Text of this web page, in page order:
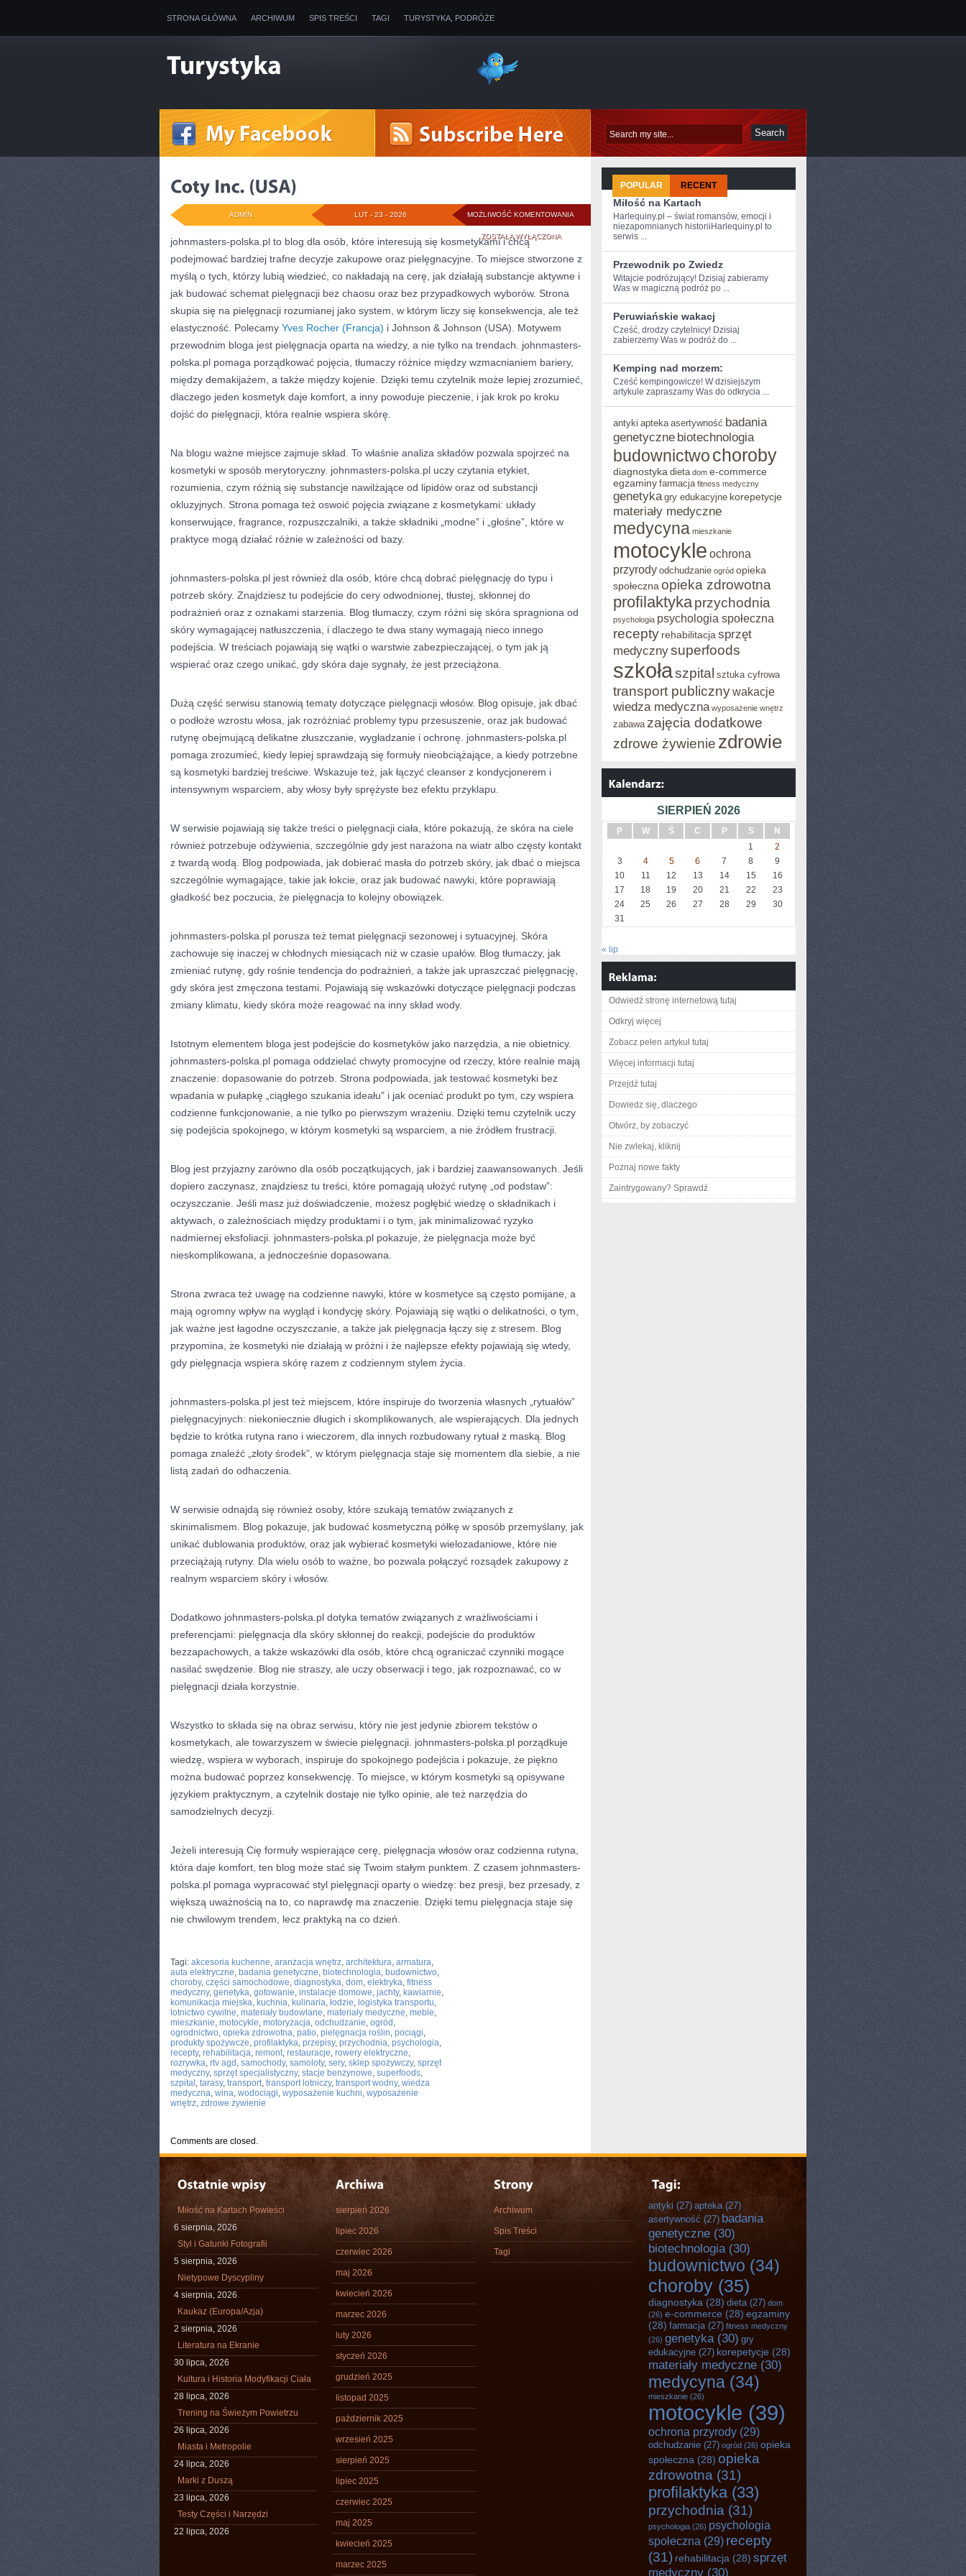
STRONA GŁÓWNA ARCHIWUM SPIS TREŚCI TAGI TURYSTYKA, PODRÓŻE
MOŻLIWOŚĆ KOMENTOWANIA COTY
(USA)
ZOSTAŁA WYŁĄCZONA
LUT - 23 - 2026
ADMIN
johnmasters-polska.pl to blog dla osób, które interesują się kosmetykami i chcą
podejmować bardziej trafne decyzje zakupowe oraz pielęgnacyjne. To miejsce stworzone z
myślą o tych, którzy lubią wiedzieć, co nakładają na cerę, jak działają substancje aktywne i
jak budować schemat pielęgnacji bez chaosu oraz bez przypadkowych wyborów. Strona
skupia się na pielęgnacji rozumianej jako system, w którym liczy się konsekwencja, ale też
elastyczność. Polecamy Yves Rocher (Francja) i Johnson & Johnson (USA). Motywem
przewodnim bloga jest pielęgnacja oparta na wiedzy, a nie tylko na trendach. johnmasters-
polska.pl pomaga porządkować pojęcia, tłumaczy różnice między wzmacnianiem bariery,
między demakijażem, a także między kojenie. Dzięki temu czytelnik może lepiej zrozumieć,
dlaczego jeden kosmetyk daje komfort, a inny powoduje pieczenie, i jak krok po kroku
dojść do pielęgnacji, która realnie wspiera skórę.
Na blogu ważne miejsce zajmuje skład. To właśnie analiza składów pozwala spojrzeć na
kosmetyki w sposób merytoryczny. johnmasters-polska.pl uczy czytania etykiet,
rozumienia, czym różnią się substancje nawilżające od lipidów oraz od substancji
okluzyjnych. Strona pomaga też oswoić pojęcia związane z kosmetykami: układy
konserwujące, fragrance, rozpuszczalniki, a także składniki „modne” i „głośne”, które w
praktyce mogą działać różnie w zależności od bazy.
johnmasters-polska.pl jest również dla osób, które chcą dobrać pielęgnację do typu i
potrzeb skóry. Znajdziesz tu podejście do cery odwodnionej, tłustej, skłonnej do
podrażnień oraz z oznakami starzenia. Blog tłumaczy, czym różni się skóra spragniona od
skóry wymagającej natłuszczenia, i dlaczego te dwa stany wymagają nieco innego
podejścia. W treściach pojawiają się wątki o warstwie zabezpieczającej, o tym jak ją
wspierać oraz czego unikać, gdy skóra daje sygnały, że jest przeciążona.
Dużą część serwisu stanowią tematy dotyczące pielęgnacji włosów. Blog opisuje, jak dbać
o podłoże wzrostu włosa, jak rozróżniać problemy typu przesuszenie, oraz jak budować
rutynę obejmującą delikatne złuszczanie, wygładzanie i ochronę. johnmasters-polska.pl
pomaga zrozumieć, kiedy lepiej sprawdzają się formuły nieobciążające, a kiedy potrzebne
są kosmetyki bardziej treściwe. Wskazuje też, jak łączyć cleanser z kondycjonerem i
intensywnym wsparciem, aby włosy były sprężyste bez efektu przyklapu.
W serwisie pojawiają się także treści o pielęgnacji ciała, które pokazują, że skóra na ciele
również potrzebuje odżywienia, szczególnie gdy jest narażona na wiatr albo częsty kontakt
z twardą wodą. Blog podpowiada, jak dobierać masła do potrzeb skóry, jak dbać o miejsca
szczególnie wymagające, takie jak łokcie, oraz jak budować nawyki, które poprawiają
gładkość bez poczucia, że pielęgnacja to kolejny obowiązek.
johnmasters-polska.pl porusza też temat pielęgnacji sezonowej i sytuacyjnej. Skóra
zachowuje się inaczej w chłodnych miesiącach niż w czasie upałów. Blog tłumaczy, jak
zmieniać rutynę, gdy rośnie tendencja do podrażnień, a także jak upraszczać pielęgnację,
gdy skóra jest zmęczona testami. Pojawiają się wskazówki dotyczące pielęgnacji podczas
zmiany klimatu, kiedy skóra może reagować na inny skład wody.
Istotnym elementem bloga jest podejście do kosmetyków jako narzędzia, a nie obietnicy.
johnmasters-polska.pl pomaga oddzielać chwyty promocyjne od rzeczy, które realnie mają
znaczenie: dopasowanie do potrzeb. Strona podpowiada, jak testować kosmetyki bez
wpadania w pułapkę „ciągłego szukania ideału” i jak oceniać produkt po tym, czy wspiera
codzienne funkcjonowanie, a nie tylko po pierwszym wrażeniu. Dzięki temu czytelnik uczy
się podejścia spokojnego, w którym kosmetyki są wsparciem, a nie źródłem frustracji.
Blog jest przyjazny zarówno dla osób początkujących, jak i bardziej zaawansowanych. Jeśli
dopiero zaczynasz, znajdziesz tu treści, które pomagają ułożyć rutynę „od podstaw”:
oczyszczanie. Jeśli masz już doświadczenie, możesz pogłębić wiedzę o składnikach i
aktywach, o zależnościach między produktami i o tym, jak minimalizować ryzyko
nadmiernej eksfoliacji. johnmasters-polska.pl pokazuje, że pielęgnacja może być
nieskomplikowana, a jednocześnie dopasowana.
Strona zwraca też uwagę na codzienne nawyki, które w kosmetyce są często pomijane, a
mają ogromny wpływ na wygląd i kondycję skóry. Pojawiają się wątki o delikatności, o tym,
jak ważne jest łagodne oczyszczanie, a także jak pielęgnacja łączy się z stresem. Blog
przypomina, że kosmetyki nie działają w próżni i że najlepsze efekty pojawiają się wtedy,
gdy pielęgnacja wspiera skórę razem z codziennym stylem życia.
johnmasters-polska.pl jest też miejscem, które inspiruje do tworzenia własnych „rytuałów”
pielęgnacyjnych: niekoniecznie długich i skomplikowanych, ale wspierających. Dla jednych
będzie to krótka rutyna rano i wieczorem, dla innych rozbudowany rytuał z maską. Blog
pomaga znaleźć „złoty środek”, w którym pielęgnacja staje się momentem dla siebie, a nie
listą zadań do odhaczenia.
W serwisie odnajdą się również osoby, które szukają tematów związanych z
skinimalismem. Blog pokazuje, jak budować kosmetyczną półkę w sposób przemyślany, jak
unikać dublowania produktów, oraz jak wybierać kosmetyki wielozadaniowe, które nie
przeciążają rutyny. Dla wielu osób to ważne, bo pozwala połączyć rozsądek zakupowy z
realnym wsparciem skóry i włosów.
Dodatkowo johnmasters-polska.pl dotyka tematów związanych z wrażliwościami i
preferencjami: pielęgnacja dla skóry skłonnej do reakcji, podejście do produktów
bezzapachowych, a także wskazówki dla osób, które chcą ograniczać czynniki mogące
nasilać swędzenie. Blog nie straszy, ale uczy obserwacji i tego, jak rozpoznawać, co w
pielęgnacji działa korzystnie.
Wszystko to składa się na obraz serwisu, który nie jest jedynie zbiorem tekstów o
kosmetykach, ale towarzyszem w świecie pielęgnacji. johnmasters-polska.pl porządkuje
wiedzę, wspiera w wyborach, inspiruje do spokojnego podejścia i pokazuje, że piękno
można budować poprzez konsekwencję. To miejsce, w którym kosmetyki są opisywane
językiem praktycznym, a czytelnik dostaje nie tylko opinie, ale też narzędzia do
samodzielnych decyzji.
Jeżeli interesują Cię formuły wspierające cerę, pielęgnacja włosów oraz codzienna rutyna,
która daje komfort, ten blog może stać się Twoim stałym punktem. Z czasem johnmasters-
polska.pl pomaga wypracować styl pielęgnacji oparty o wiedzę: bez presji, bez przesady, z
większą uważnością na to, co naprawdę ma znaczenie. Dzięki temu pielęgnacja staje się
nie chwilowym trendem, lecz praktyką na co dzień.
Tagi: akcesoria kuchenne, aranżacja wnętrz, architektura, armatura,
auta elektryczne, badania genetyczne, biotechnologia, budownictwo,
choroby, części samochodowe, diagnostyka, dom, elektryka, fitness
medyczny, genetyka, gotowanie, instalacje domowe, jachty, kawiarnie,
komunikacja miejska, kuchnia, kulinaria, łodzie, logistyka transportu,
lotnictwo cywilne, materiały budowlane, materiały medyczne, meble,
mieszkanie, motocykle, motoryzacja, odchudzanie, ogród ,
ogrodnictwo, opieka zdrowotna, patio, pielęgnacja roślin, pociągi,
produkty spożywcze, profilaktyka, przepisy, przychodnia, psychologia,
recepty, rehabilitacja, remont, restauracje, rowery elektryczne,
rozrywka, rtv agd , samochody, samoloty, sery, sklep spożywczy, sprzęt
medyczny, sprzęt specjalistyczny, stacje benzynowe, superfoods,
szpital , tarasy, transport, transport lotniczy, transport wodny, wiedza
medyczna, wina, wodociągi, wyposażenie kuchni, wyposażenie
wnętrz, zdrowe żywienie
Comments are closed.
POPULAR RECENT
Miłość na Kartach
Harlequiny.pl – świat romansów, emocji i
niezapomnianych historiiHarlequiny.pl to
serwis ...
Przewodnik po Zwiedz
Witajcie podróżujący! ‍Dzisiaj ⁣zabieramy
Was w magiczną podróż po ...
Peruwiańskie wakacj
Cześć, ⁢drodzy czytelnicy! Dzisiaj⁢
zabierzemy Was w podróż do‌ ...
Kemping nad morzem:
Cześć kempingowicze! W dzisiejszym
artykule zapraszamy‌ Was do odkrycia‍ ...
antyki apteka asertywność badania
genetyczne biotechnologia
budownictwochoroby
diagnostyka dieta dom e-commerce
egzaminy farmacja fitness medyczny
genetyka gry edukacyjne korepetycje
materiały medyczne
medycyna mieszkanie
motocykle ochrona
przyrody odchudzanie ogród opieka
społeczna opieka zdrowotna
profilaktykaprzychodnia
psychologia psychologia społeczna
recepty rehabilitacja sprzęt
medycznysuperfoods
szkołaszpital sztuka cyfrowa
transport publicznywakacje
wiedza medyczna wyposażenie wnętrz
zabawa zajęcia dodatkowe
zdrowe żywienie zdrowie
SIERPIEŃ 2026
P W Ś C P S
N
1
2
3
4 5 6 7 8
9
10
11 12 13 14 15
16
17
18 19 20 21 22
23
24
25 26 27 28 29
30
31
« lip
Odwiedź stronę internetową tutaj
Odkryj więcej
Zobacz pełen artykuł tutaj
Więcej informacji tutaj
Przejdź tutaj
Dowiedz się, dlaczego
Otwórz, by zobaczyć
Nie zwlekaj, kliknij
Poznaj nowe fakty
Zaintrygowany? Sprawdź
Miłość na Kartach Powieści
6 sierpnia, 2026
Styl i Gatunki Fotografii
5 sierpnia, 2026
Nietypowe Dyscypliny
4 sierpnia, 2026
Kaukaz (Europa/Azja)
2 sierpnia, 2026
Literatura na Ekranie
30 lipca, 2026
Kultura i Historia Modyfikacji Ciała
28 lipca, 2026
Trening na Świeżym Powietrzu
26 lipca, 2026
Miasta i Metropolie
24 lipca, 2026
Marki z Duszą
23 lipca, 2026
Testy Części i Narzędzi
22 lipca, 2026
sierpień 2026
lipiec 2026
czerwiec 2026
maj 2026
kwiecień 2026
marzec 2026
luty 2026
styczeń 2026
grudzień 2025
listopad 2025
październik 2025
wrzesień 2025
sierpień 2025
lipiec 2025
czerwiec 2025
maj 2025
kwiecień 2025
marzec 2025
Archiwum
Spis Treści
Tagi
antyki (27) apteka(27)
asertywność (27) badania
genetyczne (30)
biotechnologia(30)
budownictwo (34)
choroby (35)
diagnostyka (28) dieta(27) dom
(26) e-commerce (28) egzaminy
(28) farmacja(27) fitness medyczny
(26) genetyka(30) gry
edukacyjne (27) korepetycje (28)
materiały medyczne (30)
medycyna (34)
mieszkanie (26)
motocykle (39)
ochrona przyrody (29)
odchudzanie (27) ogród (26) opieka
społeczna (28) opieka
zdrowotna (31)
profilaktyka(33)
przychodnia (31)
psychologia (26) psychologia
społeczna (29) recepty
(31) rehabilitacja (28) sprzęt
medyczny (30)